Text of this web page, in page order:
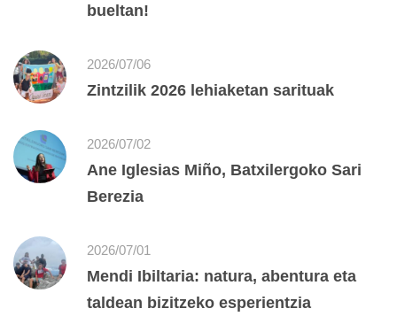
bueltan!
2026/07/06
Zintzilik 2026 lehiaketan sarituak
2026/07/02
Ane Iglesias Miño, Batxilergoko Sari
Berezia
2026/07/01
Mendi Ibiltaria: natura, abentura eta
taldean bizitzeko esperientzia